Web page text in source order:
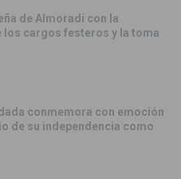
de Almoradí con la
los cargos festeros y la toma
conmemora con emoción
de su independencia como